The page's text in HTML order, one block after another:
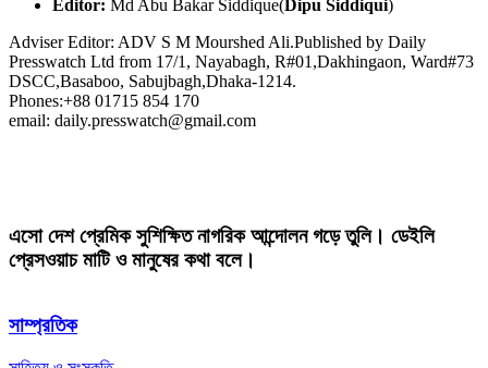
Editor: Md Abu Bakar Siddique(Dipu Siddiqui)
Adviser Editor: ADV S M Mourshed Ali.Published by Daily
Presswatch Ltd from 17/1, Nayabagh, R#01,Dakhingaon, Ward#73
DSCC,Basaboo, Sabujbagh,Dhaka-1214.
Phones:+88 01715 854 170
email: daily.presswatch@gmail.com
এসো দেশ প্রেমিক সুশিক্ষিত নাগরিক আন্দোলন গড়ে তুলি। ডেইলি
প্রেসওয়াচ মাটি ও মানুষের কথা বলে।
সাম্প্রতিক